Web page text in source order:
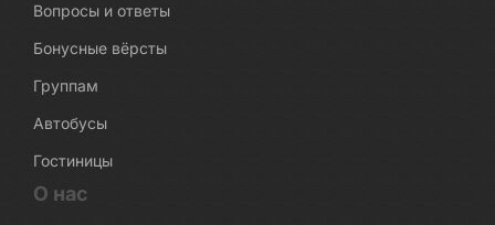
Вопросы и ответы
Бонусные вёрсты
Группам
Автобусы
Гостиницы
О нас